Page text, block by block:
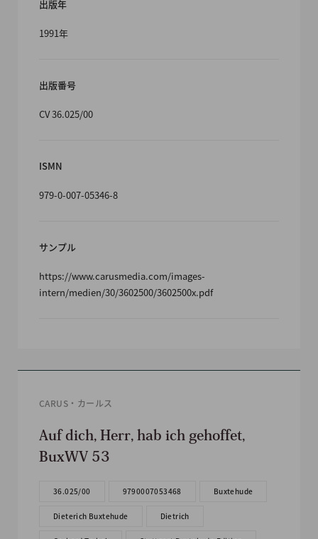
出版年
1991年
出版番号
CV 36.025/00
ISMN
979-0-007-05346-8
サンプル
https://www.carusmedia.com/images-
intern/medien/30/3602500/3602500x.pdf
CARUS・カールス
Auf dich, Herr, hab ich gehoffet,
BuxWV 53
36.025/00 9790007053468 Buxtehude
Dieterich Buxtehude Dietrich